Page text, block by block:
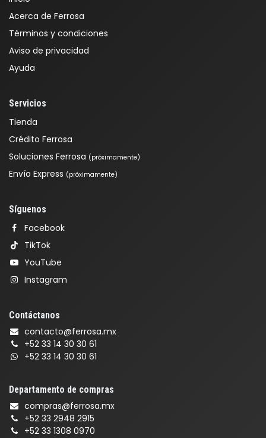
Acerca de Ferrosa
Términos y condiciones
Aviso de privacidad
Ayuda
Servicios
Tienda
Crédito Ferrosa
Soluciones Ferrosa (próximamente)
Envío Express (próximamente)
Síguenos
Facebook
TikTok
YouTube
Instagram
Contáctanos
contacto@ferrosa.mx
+52 33 14 30 30 61
+52 33 14 30 30 61
Departamento de compras
compras@ferrosa.mx
+52 33 2948 2915
+52 33 1308 0970